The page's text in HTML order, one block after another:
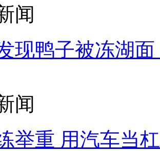
闻
现鸭子被冻湖
闻
举重 用汽车当